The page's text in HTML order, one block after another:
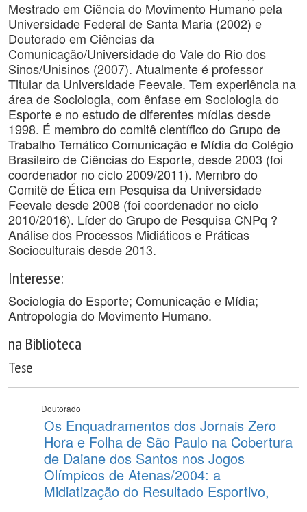
Mestrado em Ciência do Movimento Humano pela
Universidade Federal de Santa Maria (2002) e
Doutorado em Ciências da
Comunicação/Universidade do Vale do Rio dos
Sinos/Unisinos (2007). Atualmente é professor
Titular da Universidade Feevale. Tem experiência na
área de Sociologia, com ênfase em Sociologia do
Esporte e no estudo de diferentes mídias desde
1998. É membro do comitê científico do Grupo de
Trabalho Temático Comunicação e Mídia do Colégio
Brasileiro de Ciências do Esporte, desde 2003 (foi
coordenador no ciclo 2009/2011). Membro do
Comitê de Ética em Pesquisa da Universidade
Feevale desde 2008 (foi coordenador no ciclo
2010/2016). Líder do Grupo de Pesquisa CNPq ?
Análise dos Processos Midiáticos e Práticas
Socioculturais desde 2013.
Interesse:
Sociologia do Esporte; Comunicação e Mídia;
Antropologia do Movimento Humano.
na Biblioteca
Tese
Doutorado
Os Enquadramentos dos Jornais Zero
Hora e Folha de São Paulo na Cobertura
de Daiane dos Santos nos Jogos
Olímpicos de Atenas/2004: a
Midiatização do Resultado Esportivo,